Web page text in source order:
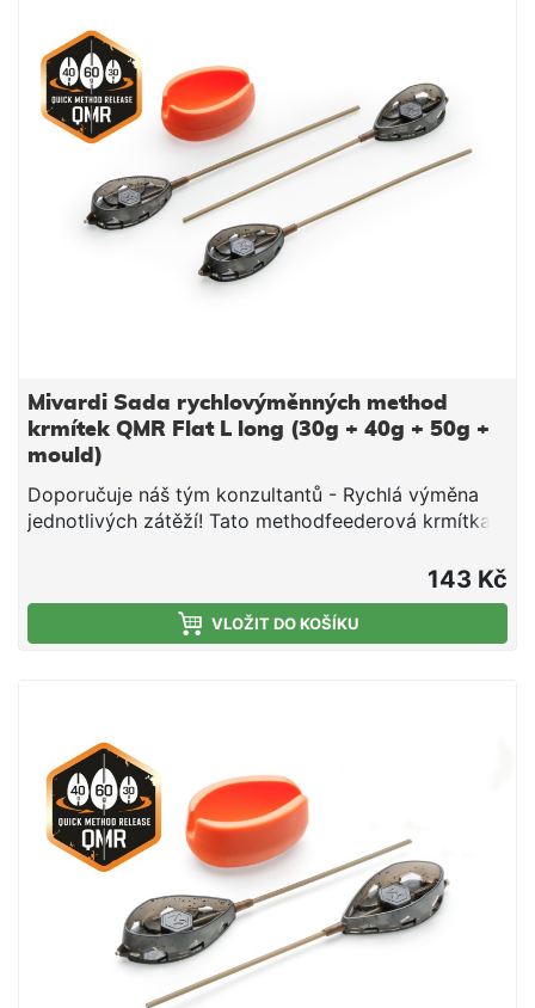
Mivardi Sada rychlovýměnných method
krmítek QMR Flat L long (30g + 40g + 50g +
mould)
Doporučuje náš tým konzultantů - Rychlá výměna
jednotlivých zátěží! Tato methodfeederová krmítka
hmotnost zátěže! Díky tomu můžeš ideálně reagovat
na podmínky při lovu kaprů a posunout svůj lov k
větším úspěchům. Praktická sada method krmítek
precizně odlito z odolného plastu v kouřově
olivovém zabarvení. Zátěže na spodní straně krmítka
jsou v maskovacím designu. Tvar krmítka je navržen
pro použití s hrubšími návnadami a mikropeletami.
Zvýšená přední část spolehlivě drží návnadu i při
lovu na extrémně dlouhé vzdálenosti. Krmítko se
dodává s adaptérem pro rychlou výměnu
připojeného návazce a převlekem proti zamotání.
Verze Long je vybavena prodlouženou tuhou
trubičkou, která brání zamotání návazce při náhozu.
143 Kč
VLOŽIT DO KOŠÍKU